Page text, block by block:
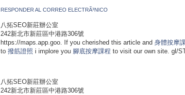
RESPONDER AL CORREO ELECTRÃ³NICO
八拓SEO新莊辦公室
242新北市新莊區中港路306號
https://maps.app.goo. If you cherished this article and 身體按摩
to 撥筋證照 i implore you 腳底按摩課程 to visit our own site. gl/
八拓SEO新莊辦公室
242新北市新莊區中港路306號